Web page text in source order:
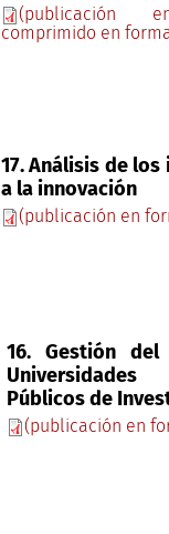
(publicación
comprimido en
17. Análisis de
a la innovación
(publicación en
16. Gestión del
Públicos de
(publicación en